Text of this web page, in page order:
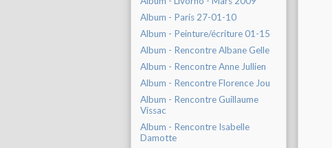
Album - Paris 27-01-10
Album - Peinture/écriture 01-15
Album - Rencontre Albane Gelle
Album - Rencontre Anne Jullien
Album - Rencontre Florence Jou
Album - Rencontre Guillaume
Vissac
Album - Rencontre Isabelle
Damotte